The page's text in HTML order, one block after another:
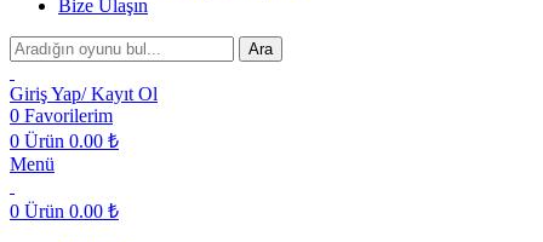
Bize Ulaşın
Ara
Giriş Yap/ Kayıt Ol
0 Favorilerim
0 Ürün 0.00 ₺
Menü
0 Ürün 0.00 ₺